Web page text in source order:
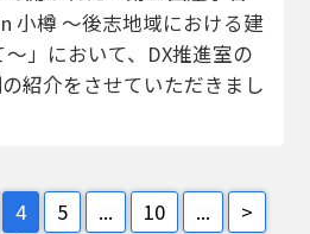
小樽 ～後志地域における建
」において、DX推進室の
紹介をさせていただきまし
4 5 ... 10 ...
>